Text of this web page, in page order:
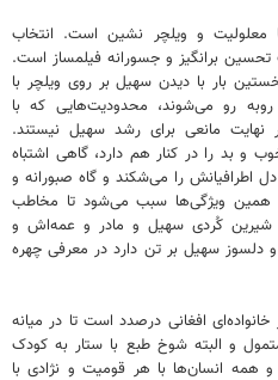
معلولیت و ویلچر نشین است. انتخاب
تحسین برانگیز و جسورانه فیلمساز است.
بار با دیدن سهیل بر روی ویلچر با
رو می‌شوند، محدودیت‌هایی که با
نهایت مانعی برای رشد سهیل نیستند.
و بد را در کنار هم دارد، گاهی اشتباه
اطرافیانش را می‌شکند و گاه صبورانه و
همین ویژگی‌ها سبب می‌شود تا مخاطب
شیرین کُردی سهیل و مادر و عمه‌اش و
دلسوز سهیل بر تن دارد در معرفی چهره
افغانی درصدد است تا در میانه
و البته شوخ طبع با ستار به کودک
همه انسان‌ها با هر قومیت و نژادی با